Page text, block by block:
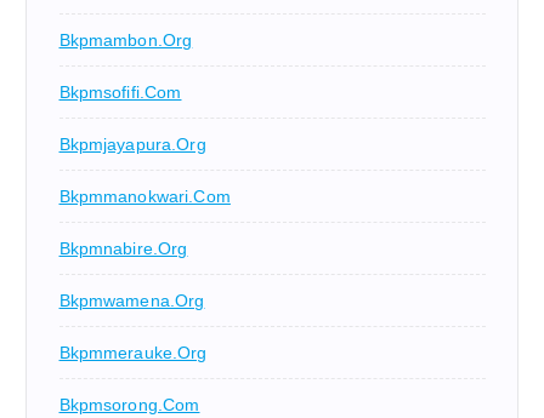
Bkpmambon.org
Bkpmsofifi.com
Bkpmjayapura.org
Bkpmmanokwari.com
Bkpmnabire.org
Bkpmwamena.org
Bkpmmerauke.org
Bkpmsorong.com